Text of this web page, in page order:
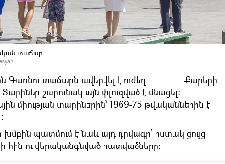
տաճար
Քարերի
Գառնու տաճարն ավերվել է ուժեղ
շարունակ այն փլուզված է մնացել:
միության տարիներին՝ 1969-75 թվականներին է
պատմում է նաև այդ դրվագը՝ հստակ ցույց
հին ու վերականգնված հատվածները: